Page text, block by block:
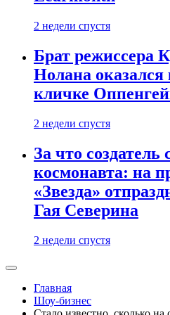
2 недели спустя
Брат режиссера
Нолана
кличке
2 недели спустя
За что
космонавта: на
«Звезда»
Гая Северина
2 недели спустя
Главная
Шоу-бизнес